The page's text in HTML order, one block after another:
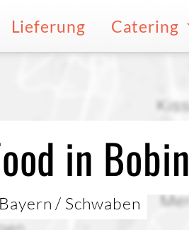
Lieferung Catering
in
/ Schwaben